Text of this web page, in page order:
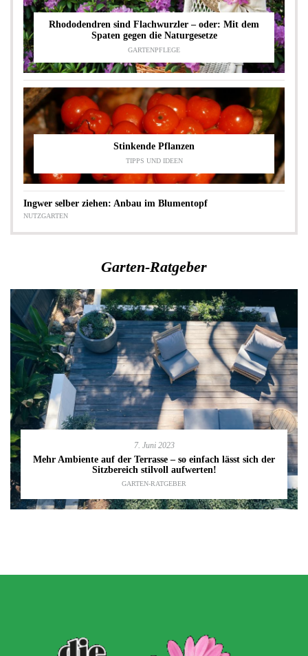
Rhododendren sind Flachwurzler – oder: Mit dem
Spaten gegen die Naturgesetze
GARTENPFLEGE
Stinkende Pflanzen
TIPPS UND IDEEN
Ingwer selber ziehen: Anbau im Blumentopf
NUTZGARTEN
Garten-Ratgeber
7. Juni 2023
Mehr Ambiente auf der Terrasse – so einfach lässt sich der
Sitzbereich stilvoll aufwerten!
GARTEN-RATGEBER